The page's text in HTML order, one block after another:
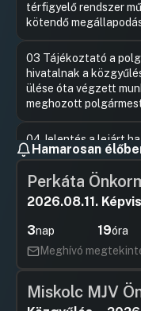
térfigyelő rendszer
kötendő
03 Tájékoztató a
hivatalnak a
ülése óta végzett
meghozott
04 Jelentés a lejárt
határozatok
UGRÁS A
05 Javaslat
Város
rendelet
Hozzászólások
06 Javaslat
Önkormányzata
Hamarosan
Perkáta
2026.08.11.
3nap 19óra
Meghívó
Miskolc MJV